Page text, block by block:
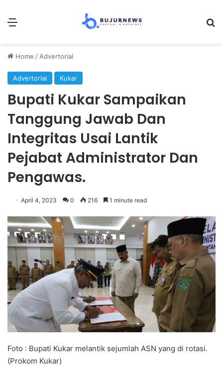
Menu
Home / Advertorial
Advertorial Kukar
Bupati Kukar Sampaikan
Tanggung Jawab Dan
Integritas Usai Lantik
Pejabat Administrator Dan
Pengawas.
April 4, 2023 0 216 1 minute read
Foto : Bupati Kukar melantik sejumlah ASN yang di rotasi.
(Prokom Kukar)